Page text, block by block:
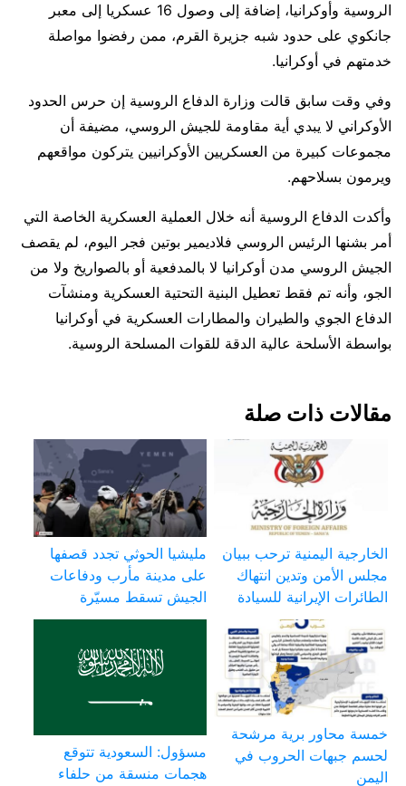
الروسية وأوكرانيا، إضافة إلى وصول 16 عسكريا إلى معبر
جانكوي على حدود شبه جزيرة القرم، ممن رفضوا مواصلة
خدمتهم في أوكرانيا.
وفي وقت سابق قالت وزارة الدفاع الروسية إن حرس الحدود
الأوكراني لا يبدي أية مقاومة للجيش الروسي، مضيفة أن
مجموعات كبيرة من العسكريين الأوكرانيين يتركون مواقعهم
ويرمون بسلاحهم.
وأكدت الدفاع الروسية أنه خلال العملية العسكرية الخاصة التي
أمر بشنها الرئيس الروسي فلاديمير بوتين فجر اليوم، لم يقصف
الجيش الروسي مدن أوكرانيا لا بالمدفعية أو بالصواريخ ولا من
الجو، وأنه تم فقط تعطيل البنية التحتية العسكرية ومنشآت
الدفاع الجوي والطيران والمطارات العسكرية في أوكرانيا
بواسطة الأسلحة عالية الدقة للقوات المسلحة الروسية.
مقالات ذات صلة
الخارجية اليمنية ترحب ببيان
مجلس الأمن وتدين انتهاك
الطائرات الإيرانية للسيادة
مليشيا الحوثي تجدد قصفها
على مدينة مأرب ودفاعات
الجيش تسقط مسيّرة
خمسة محاور برية مرشحة
لحسم جبهات الحروب في
اليمن
مسؤول: السعودية تتوقع
هجمات منسقة من حلفاء